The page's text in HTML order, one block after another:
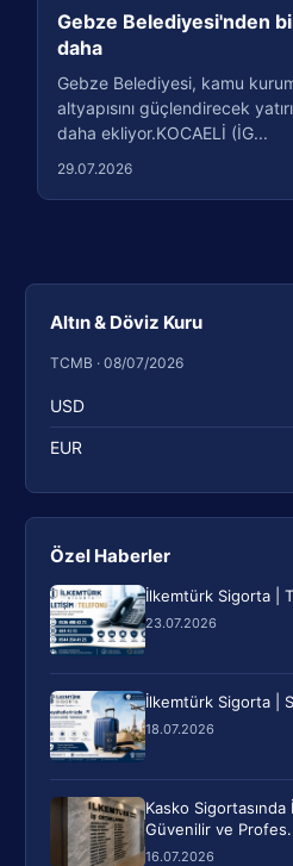
Altın & Döviz Kuru
TCMB · 08/07/2026
USD
EUR
Özel Haberler
İlkemtürk Sigorta |
23.07.2026
İlkemtürk Sigorta |
18.07.2026
Kasko
Güvenilir ve
16.07.2026
Gebze Belediyesi'nden
daha
Gebze Belediyesi, kamu
altyapısını güçlendirecek
daha ekliyor.KOCAELİ (İG...
29.07.2026